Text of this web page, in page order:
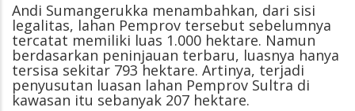
Andi Sumangerukka menambahkan, dari sisi
legalitas, lahan Pemprov tersebut sebelumnya
tercatat memiliki luas 1.000 hektare. Namun
berdasarkan peninjauan terbaru, luasnya hanya
tersisa sekitar 793 hektare. Artinya, terjadi
penyusutan luasan lahan Pemprov Sultra di
kawasan itu sebanyak 207 hektare.